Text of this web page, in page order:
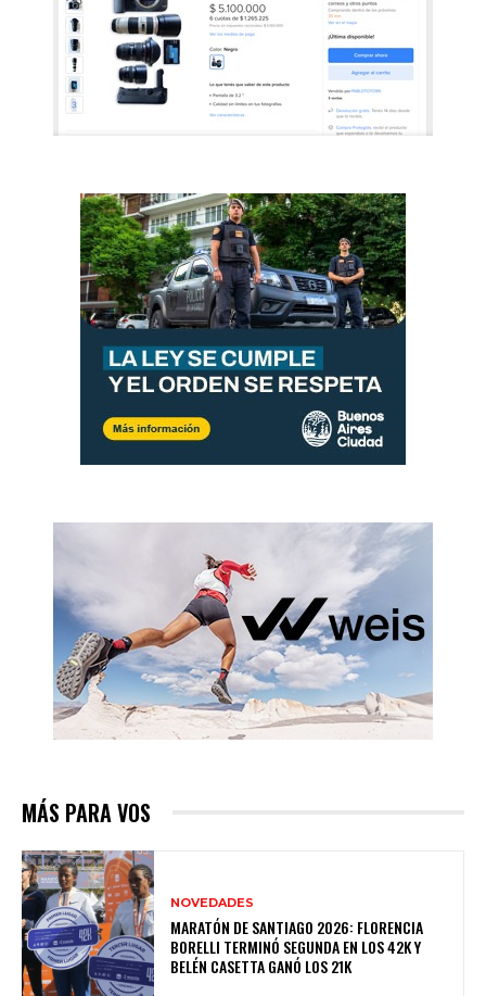
MÁS PARA VOS
NOVEDADES
MARATÓN DE SANTIAGO 2026: FLORENCIA
BORELLI TERMINÓ SEGUNDA EN LOS 42K Y
BELÉN CASETTA GANÓ LOS 21K